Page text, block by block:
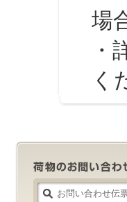
場
・
く